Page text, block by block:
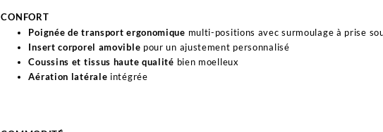
CONFORT
Poignée de transport ergonomique multi-positions avec surmoulage à prise
Insert corporel amovible pour un ajustement personnalisé
Coussins et tissus haute qualité bien moelleux
Aération latérale intégrée